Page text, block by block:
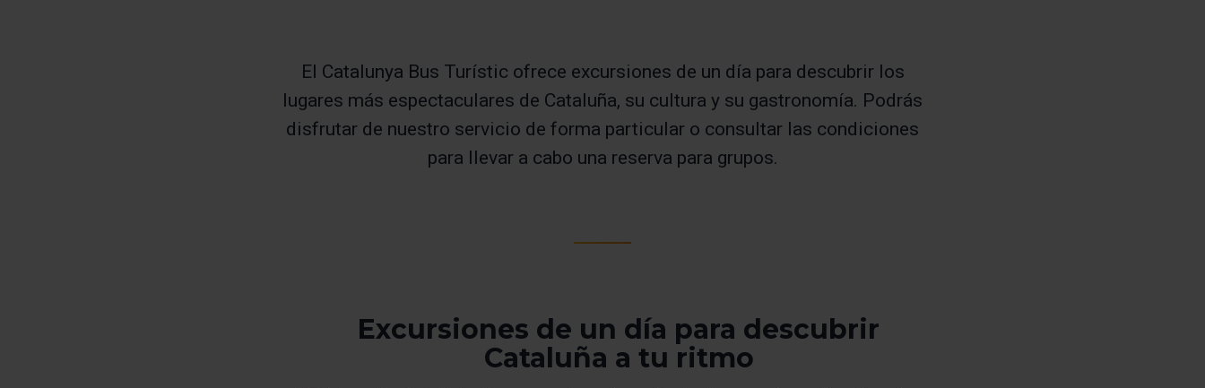
El Catalunya Bus Turístic ofrece excursiones de un día para descubrir los
lugares más espectaculares de Cataluña, su cultura y su gastronomía. Podrás
disfrutar de nuestro servicio de forma particular o consultar las condiciones
para llevar a cabo una reserva para grupos.
Excursiones de un día para descubrir
Cataluña a tu ritmo